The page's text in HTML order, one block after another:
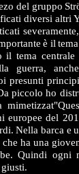
del gruppo
diversi altri
è il
il tema
guerra,
presunti
piccolo ho
europee del
Nella barca e
ha una
Quindi ogni